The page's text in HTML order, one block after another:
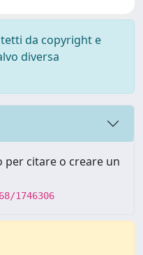
da copyright e
diversa
citare o creare un
1746306